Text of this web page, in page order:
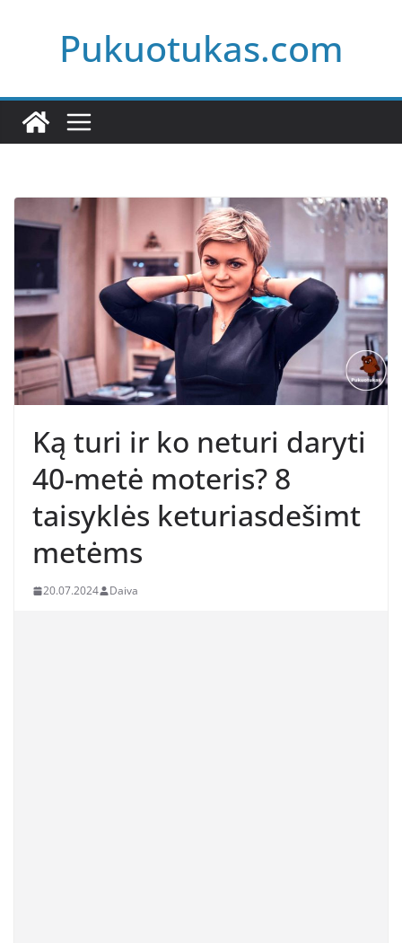
Pukuotukas.com
Ką turi ir ko neturi daryti
40-metė moteris? 8
taisyklės keturiasdešimt
metėms
20.07.2024 Daiva